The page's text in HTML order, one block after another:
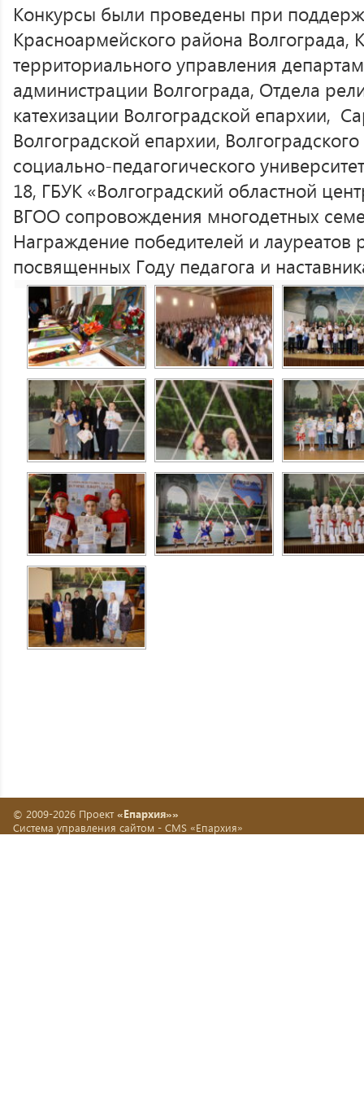
Конкурсы были проведены при
Красноармейского района Волгограда,
территориального управления
администрации Волгограда, Отдела
катехизации Волгоградской епархии,
Волгоградской епархии,
социально-педагогического
18, ГБУК «Волгоградский областной
ВГОО сопровождения многодетных
Награждение победителей и лауреатов
посвященных Году педагога и
© 2009-2026 Проект «Епархия»»
Система управления сайтом - CMS «Епархия»